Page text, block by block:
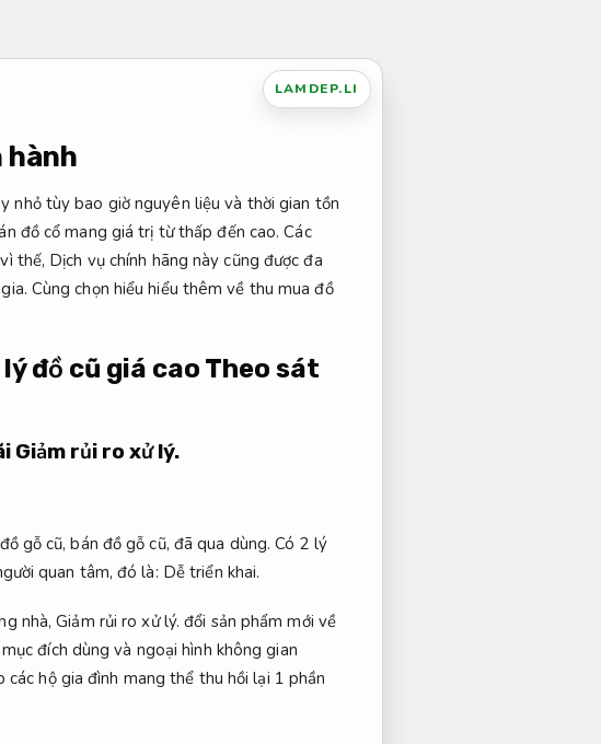
LAMDEP.LI
hành
nhỏ tùy bao giờ nguyên liệu và thời gian tồn
đồ cổ mang giá trị từ thấp đến cao. Các
thế, Dịch vụ chính hãng này cũng được đa
Cùng chọn hiểu hiểu thêm về thu mua đồ
đồ cũ giá cao Theo sát
Giảm rủi ro xử lý.
gỗ cũ, bán đồ gỗ cũ, đã qua dùng. Có 2 lý
quan tâm, đó là: Dễ triển khai.
nhà,Giảm rủi ro xử lý. đổi sản phẩm mới về
đích dùng và ngoại hình không gian
hộ gia đình mang thể thu hồi lại 1 phần